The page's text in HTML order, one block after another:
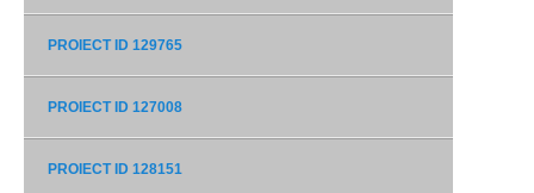
PROIECT ID 129765
PROIECT ID 127008
PROIECT ID 128151